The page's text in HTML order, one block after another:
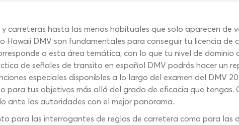
carreteras hasta las menos habituales que solo aparecen de
Hawaii DMV son fundamentales para conseguir tu licencia de
a esta área temática, con lo que tu nivel de
de señales de transito en español DMV podrás hacer un
especiales disponibles a lo largo del examen del DMV
para tus objetivos más allá del grado de eficacia que tengas.
ante las autoridades con el mejor panorama.
para las interrogantes de reglas de carretera como para las